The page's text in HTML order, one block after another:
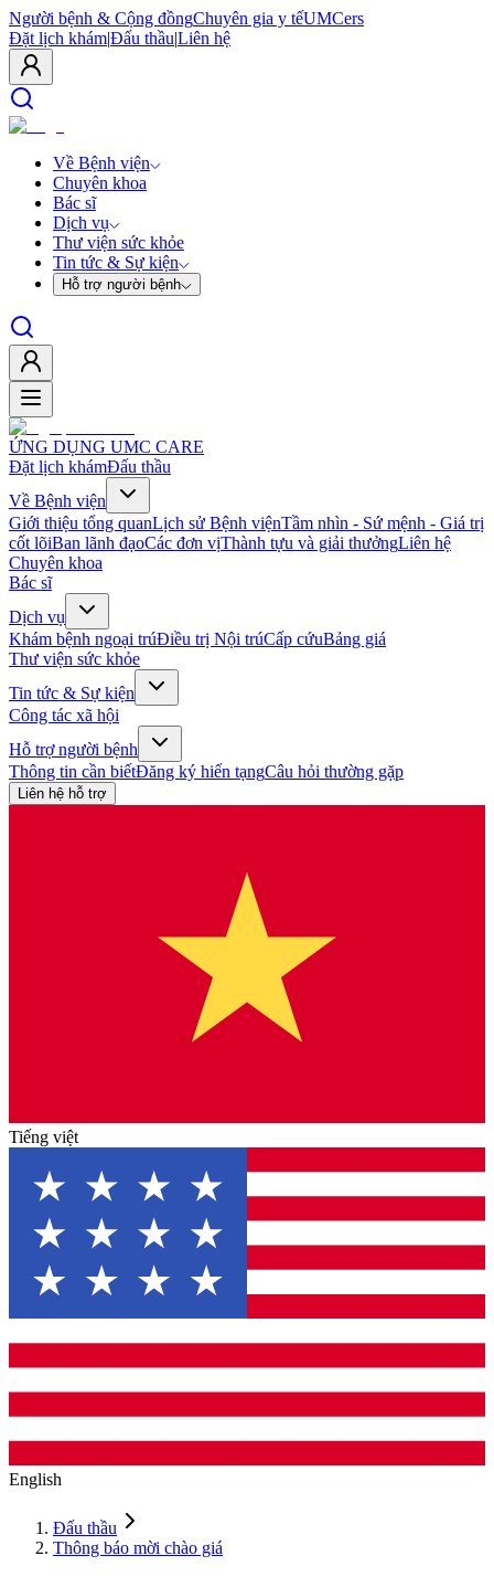
Người bệnh & Cộng đồngChuyên gia y tếUMCers
Đặt lịch khám|Đấu thầu|Liên hệ
Về Bệnh viện
Chuyên khoa
Bác sĩ
Dịch vụ
Thư viện sức khỏe
Tin tức & Sự kiện
Hỗ trợ người bệnh
ỨNG DỤNG UMC CARE
Đặt lịch khámĐấu thầu
Về Bệnh viện
Giới thiệu tổng quanLịch sử Bệnh việnTầm nhìn - Sứ mệnh - Giá trị
cốt lõiBan lãnh đạoCác đơn vịThành tựu và giải thưởngLiên hệ
Chuyên khoa
Bác sĩ
Dịch vụ
Khám bệnh ngoại trúĐiều trị Nội trúCấp cứuBảng giá
Thư viện sức khỏe
Tin tức & Sự kiện
Công tác xã hội
Hỗ trợ người bệnh
Thông tin cần biếtĐăng ký hiến tạngCâu hỏi thường gặp
Liên hệ hỗ trợ
Tiếng việt
English
Đấu thầu
Thông báo mời chào giá